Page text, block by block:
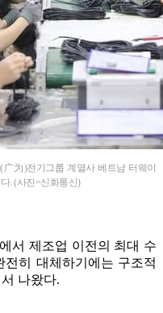
为)전기그룹 계열사 베트남 터웨이
. (사진=신화통신)
서 제조업 이전의 최대 수
히 대체하기에는 구조적
나왔다.